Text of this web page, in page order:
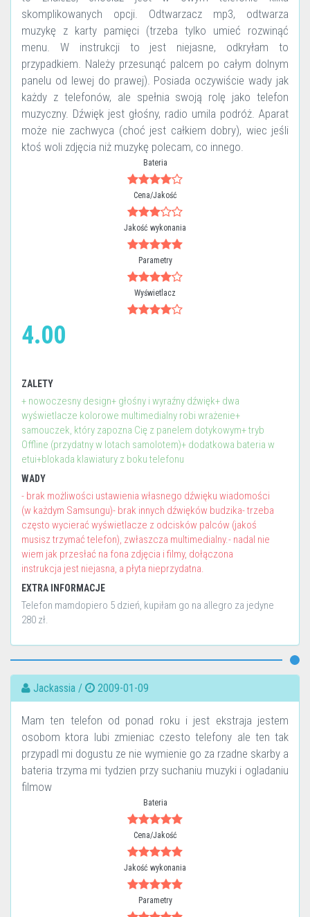
skomplikowanych opcji. Odtwarzacz mp3, odtwarza
muzykę z karty pamięci (trzeba tylko umieć rozwinąć
menu. W instrukcji to jest niejasne, odkryłam to
przypadkiem. Należy przesunąć palcem po całym dolnym
panelu od lewej do prawej). Posiada oczywiście wady jak
każdy z telefonów, ale spełnia swoją rolę jako telefon
muzyczny. Dźwięk jest głośny, radio umila podróż. Aparat
może nie zachwyca (choć jest całkiem dobry), wiec jeśli
ktoś woli zdjęcia niż muzykę polecam, co innego.
Bateria
Cena/Jakość
Jakość wykonania
Parametry
Wyświetlacz
4.00
ZALETY
+ nowoczesny design+ głośny i wyraźny dźwięk+ dwa
wyświetlacze kolorowe multimedialny robi wrażenie+
samouczek, który zapozna Cię z panelem dotykowym+ tryb
Offline (przydatny w lotach samolotem)+ dodatkowa bateria w
etui+blokada klawiatury z boku telefonu
WADY
- brak możliwości ustawienia własnego dźwięku wiadomości
(w każdym Samsungu)- brak innych dźwięków budzika- trzeba
często wycierać wyświetlacze z odcisków palców (jakoś
musisz trzymać telefon), zwłaszcza multimedialny.- nadal nie
wiem jak przesłać na fona zdjęcia i filmy, dołączona
instrukcja jest niejasna, a płyta nieprzydatna.
EXTRA INFORMACJE
Telefon mamdopiero 5 dzień, kupiłam go na allegro za jedyne
280 zł.
Jackassia / 2009-01-09
Mam ten telefon od ponad roku i jest ekstraja jestem
osobom ktora lubi zmieniac czesto telefony ale ten tak
przypadl mi dogustu ze nie wymienie go za rzadne skarby a
bateria trzyma mi tydzien przy suchaniu muzyki i ogladaniu
filmow
Bateria
Cena/Jakość
Jakość wykonania
Parametry